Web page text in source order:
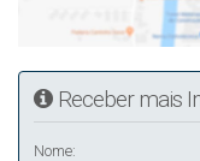
Receber mais
Nome: